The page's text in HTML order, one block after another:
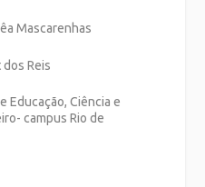
Mascarenhas
Reis
Educação, Ciência e
campus Rio de